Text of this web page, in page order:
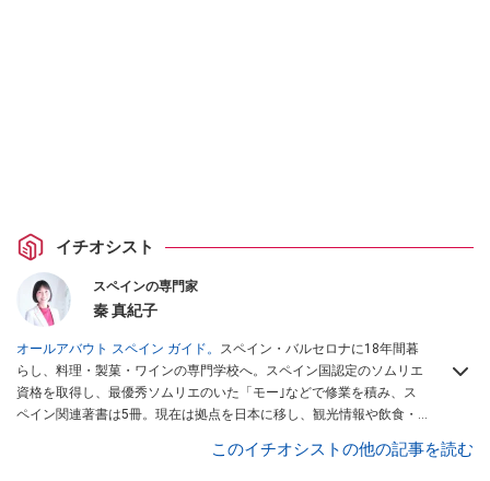
イチオシスト
スペインの専門家
秦 真紀子
オールアバウト スペイン ガイド。 スペイン・バルセロナに18年間暮
らし、料理・製菓・ワインの専門学校へ。スペイン国認定のソムリエ
資格を取得し、最優秀ソムリエのいた「モー｣などで修業を積み、ス
ペイン関連著書は5冊。現在は拠点を日本に移し、観光情報や飲食・
など、食品・スイーツ販売チェーンのおすすめ商
このイチオシストの他の記事を読む